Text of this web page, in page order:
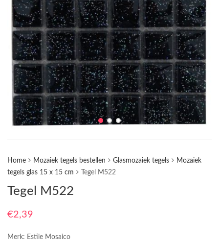
Home Mozaiek tegels bestellen Glasmozaiek tegels
Mozaiek
tegels glas 15 x 15 cm
Tegel M522
Tegel M522
€2,39
Merk: Estile Mosaico